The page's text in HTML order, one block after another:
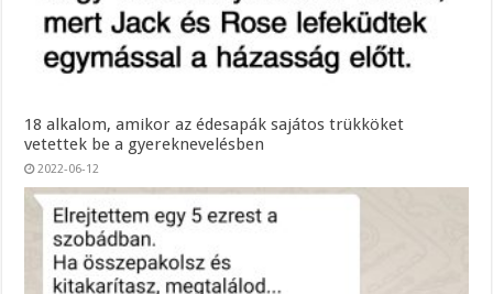
18 alkalom, amikor az édesapák sajátos trükköket
vetettek be a gyereknevelésben
2022-06-12